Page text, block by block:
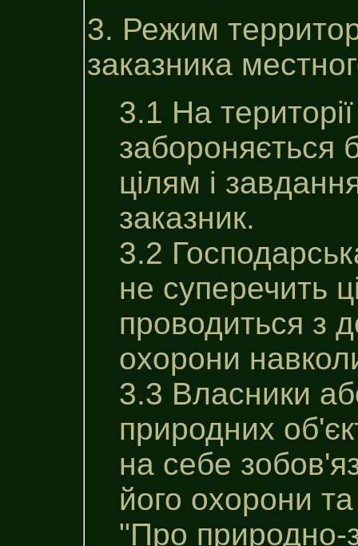
3. Режим
заказника
3.1 На
забороняється
цілям i
заказник.
3.2
не суперечить
проводиться з
охорони
3.3 Власники
природних
на себе
його охорони
"Про